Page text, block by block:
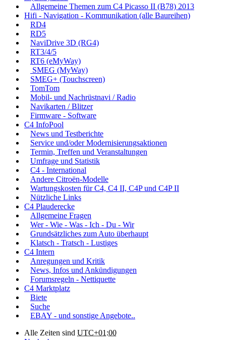
Allgemeine Themen zum C4 Picasso II (B78) 2013
Hifi - Navigation - Kommunikation (alle Baureihen)
RD4
RD5
NaviDrive 3D (RG4)
RT3/4/5
RT6 (eMyWay)
SMEG (MyWay)
SMEG+ (Touchscreen)
TomTom
Mobil- und Nachrüstnavi / Radio
Navikarten / Blitzer
Firmware - Software
C4 InfoPool
News und Testberichte
Service und/oder Modernisierungsaktionen
Termin, Treffen und Veranstaltungen
Umfrage und Statistik
C4 - International
Andere Citroën-Modelle
Wartungskosten für C4, C4 II, C4P und C4P II
Nützliche Links
C4 Plauderecke
Allgemeine Fragen
Wer - Wie - Was - Ich - Du - Wir
Grundsätzliches zum Auto überhaupt
Klatsch - Tratsch - Lustiges
C4 Intern
Anregungen und Kritik
News, Infos und Ankündigungen
Forumsregeln - Nettiquette
C4 Marktplatz
Biete
Suche
EBAY - und sonstige Angebote..
Alle Zeiten sind UTC+01:00